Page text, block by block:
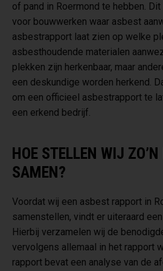
of pand in Roermond te hebben.
voor bouwwerken waar asbest
asbestrapport laat zien op welke
asbesthoudende materialen
plekken zijn herkenbaar, maar
een deskundige worden herkend.
om een officieel asbestrapport te
een erkend bedrijf.
HOE STELLEN WIJ
SAMEN?
Voordat wij een asbest rapport in
samenstellen, vindt er uiteraard
Hierbij verzamelen wij de
vervolgens allemaal in het rapport
rapport bevat een analyse van de